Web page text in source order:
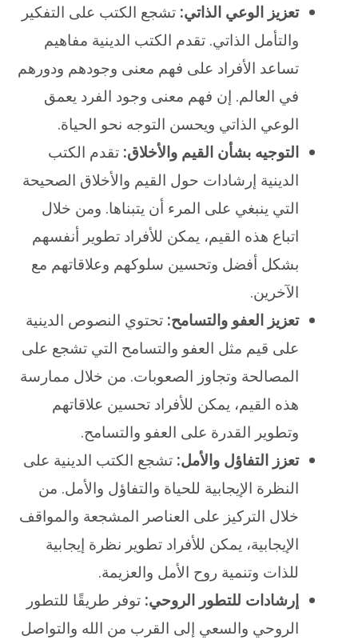
تعزيز الوعي الذاتي:تشجع الكتب على التفكير
والتأمل الذاتي. تقدم الكتب الدينية مفاهيم
تساعد الأفراد على فهم معنى وجودهم ودورهم
في العالم. إن فهم معنى وجود الفرد يعمق
الوعي الذاتي ويحسن التوجه نحو الحياة.
التوجيه بشأن القيم والأخلاق: تقدم الكتب
الدينية إرشادات حول القيم والأخلاق الصحيحة
التي ينبغي على المرء أن يتبناها. ومن خلال
اتباع هذه القيم، يمكن للأفراد تطوير أنفسهم
بشكل أفضل وتحسين سلوكهم وعلاقاتهم مع
الآخرين.
تعزيز العفو والتسامح: تحتوي النصوص الدينية
على قيم مثل العفو والتسامح التي تشجع على
المصالحة وتجاوز الصعوبات. من خلال ممارسة
هذه القيم، يمكن للأفراد تحسين علاقاتهم
وتطوير القدرة على العفو والتسامح.
تعزز التفاؤل والأمل: تشجع الكتب الدينية على
النظرة الإيجابية للحياة والتفاؤل والأمل. من
خلال التركيز على العناصر المشجعة والمواقف
الإيجابية، يمكن للأفراد تطوير نظرة إيجابية
للذات وتنمية روح الأمل والعزيمة.
إرشادات للتطور الروحي: توفر طريقًا للتطور
الروحي والسعي إلى القرب من الله والتواصل